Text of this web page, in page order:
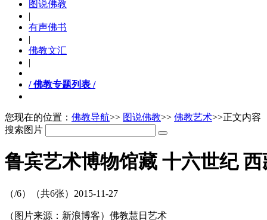
图说佛教
|
有声佛书
|
佛教文汇
|
/ 佛教专题列表 /
您现在的位置： 佛教导航>> 图说佛教>> 佛教艺术>>正文内容
搜索图片
鲁宾艺术博物馆藏 十六世纪
（/6） （共6张） 2015-11-27
（图片来源：新浪博客）佛教慧日艺术